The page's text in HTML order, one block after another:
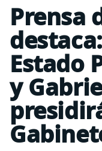
Prensa
Estado
y